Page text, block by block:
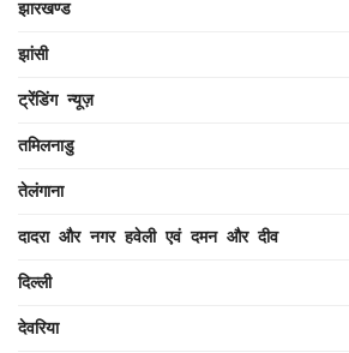
झारखण्ड
झांसी
ट्रेंडिंग न्यूज़
तमिलनाडु
तेलंगाना
दादरा और नगर हवेली एवं दमन और दीव
दिल्ली
देवरिया